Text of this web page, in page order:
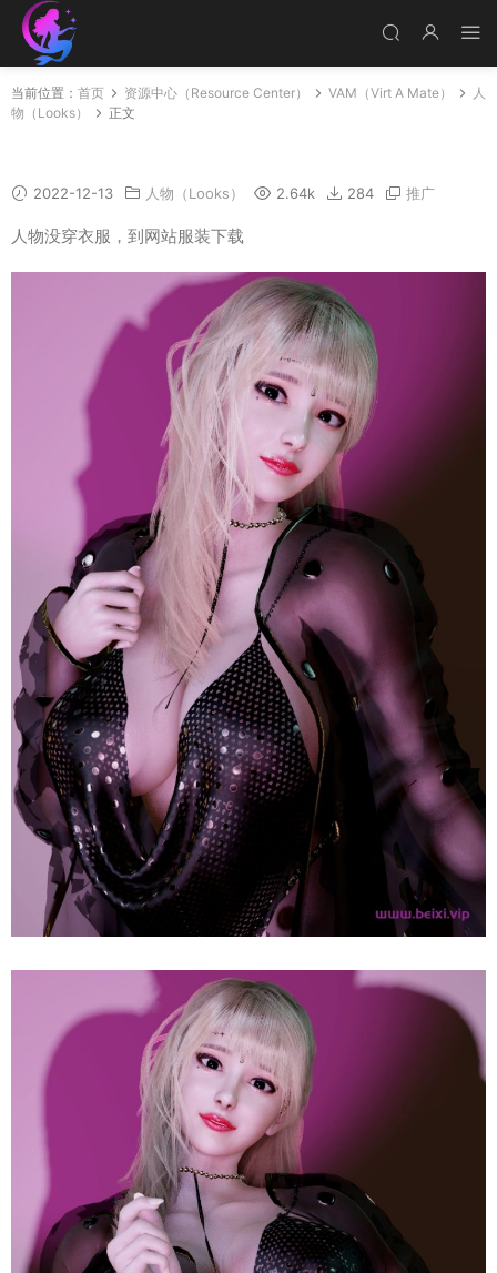
当前位置： 首页 资源中心（Resource Center） VAM（Virt A Mate）
人
物（Looks）
正文
2022-12-13 人物（Looks） 2.64k 284 推广
人物没穿衣服，到网站服装下载